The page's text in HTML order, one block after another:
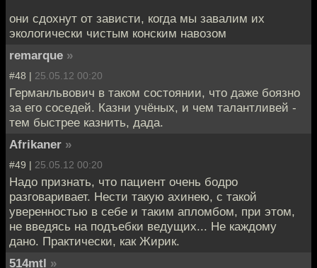
они сдохнут от зависти, когда мы завалим их
экологически чистым конским навозом
remarque »
#48 | 25.05.12 00:20
Германльвович в таком состоянии, что даже боязно
за его соседей. Казни учёных, и чем талантливей -
тем быстрее казнить, дада.
Afrikaner »
#49 | 25.05.12 00:20
Надо признать, что пациент очень бодро
разговаривает. Нести такую ахинею, с такой
уверенностью в себе и таким апломбом, при этом,
не введясь на подъебки ведущих... Не каждому
дано. Практически, как Жирик.
514mtl »